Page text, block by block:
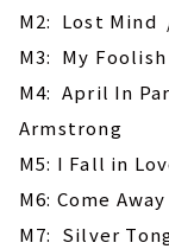
M2: Lost Mind
M3: My
M4: April In
Armstrong
M5: I Fall in
M6: Come
M7: Silver